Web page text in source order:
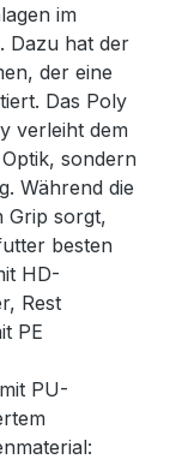
im
Dazu hat der
der eine
Das Poly
verleiht dem
sondern
Während die
Grip sorgt,
besten
HD-
Rest
PE
PU-